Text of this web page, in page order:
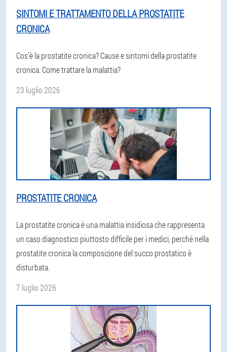
SINTOMI E TRATTAMENTO DELLA PROSTATITE
CRONICA
Cos’è la prostatite cronica? Cause e sintomi della prostatite
cronica. Come trattare la malattia?
23 luglio 2026
PROSTATITE CRONICA
La prostatite cronica è una malattia insidiosa che rappresenta
un caso diagnostico piuttosto difficile per i medici, perché nella
prostatite cronica la composizione del succo prostatico è
disturbata.
7 luglio 2026